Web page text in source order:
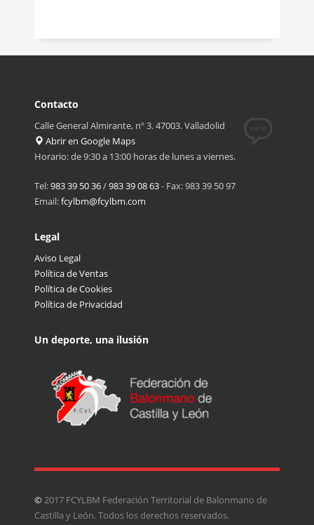
Contacto
Calle General Almirante, nº 3. 47003. Valladolid
Abrir en Google Maps
Horario: de 9:30 a 13:00 horas de lunes a viernes.
Tel:983 39 50 36/983 39 08 63- Fax: 983 39 50 97
Email:fcylbm@fcylbm.com
Legal
Aviso Legal
Política de Ventas
Política de Cookies
Política de Privacidad
Un deporte, una ilusión
©2017 FCYLBM Federación Territorial de Balonmano de
Castilla y León. Todos los derechos reservados.